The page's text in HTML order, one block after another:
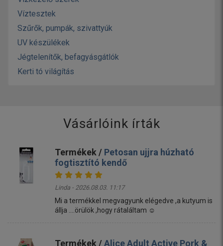
Víztesztek
Szűrők, pumpák, szivattyúk
UV készülékek
Jégtelenítők, befagyásgátlók
Kerti tó világítás
Vásárlóink írták
Termékek / Petosan ujjra húzható
fogtisztító kendő
Linda - 2026.08.03. 11:17
Mi a termékkel megvagyunk elégedve ,a kutyum is
állja ....örülök ,hogy rátaláltam ☺️
Termékek /Alice Adult Active Pork &